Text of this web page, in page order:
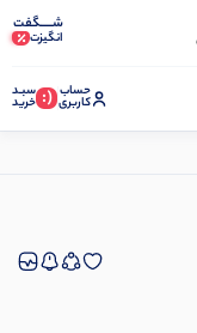
شـــــگفت
انگیزت
حساب
کاربری (: سبـد
خرید